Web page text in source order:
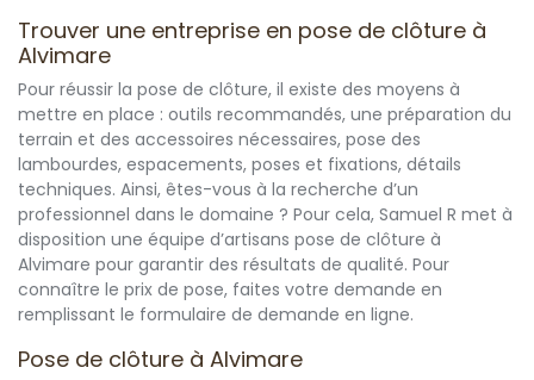
Trouver une entreprise en pose de clôture à
Alvimare
Pour réussir la pose de clôture, il existe des moyens à
mettre en place : outils recommandés, une préparation du
terrain et des accessoires nécessaires, pose des
lambourdes, espacements, poses et fixations, détails
techniques. Ainsi, êtes-vous à la recherche d’un
professionnel dans le domaine ? Pour cela, Samuel R met à
disposition une équipe d’artisans pose de clôture à
Alvimare pour garantir des résultats de qualité. Pour
connaître le prix de pose, faites votre demande en
remplissant le formulaire de demande en ligne.
Pose de clôture à Alvimare